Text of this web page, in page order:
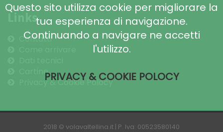
Links
Contatti
Cartine
Privacy & Cookie Polocy
2018 © volavaltellina.it | P. Iva: 00523580140
Questo sito utilizza cookie per migliorare la
tua esperienza di navigazione.
Continuando a navigare ne accetti
l'utilizzo.
PRIVACY & COOKIE POLOCY